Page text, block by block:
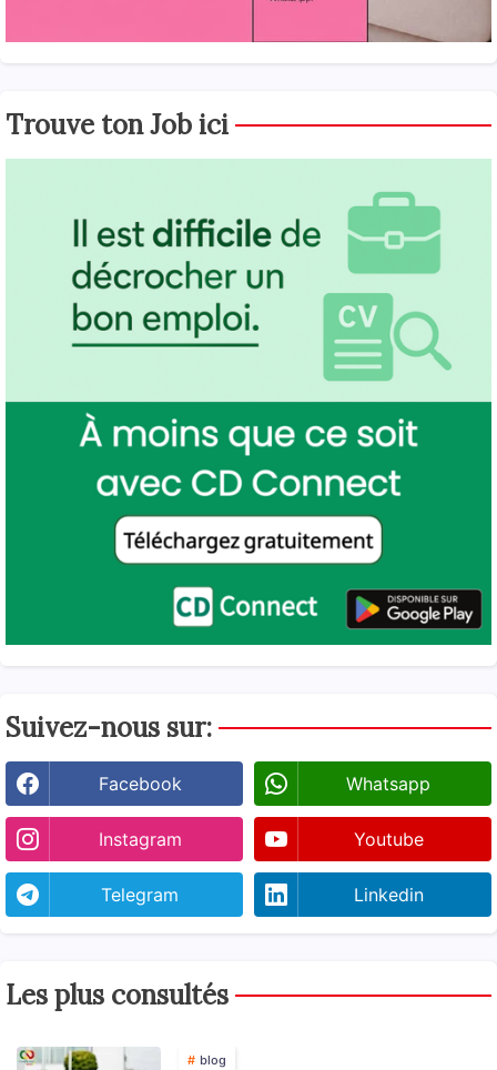
Trouve ton Job ici
Suivez-nous sur:
Facebook Whatsapp
Instagram Youtube
Telegram Linkedin
Les plus consultés
blog